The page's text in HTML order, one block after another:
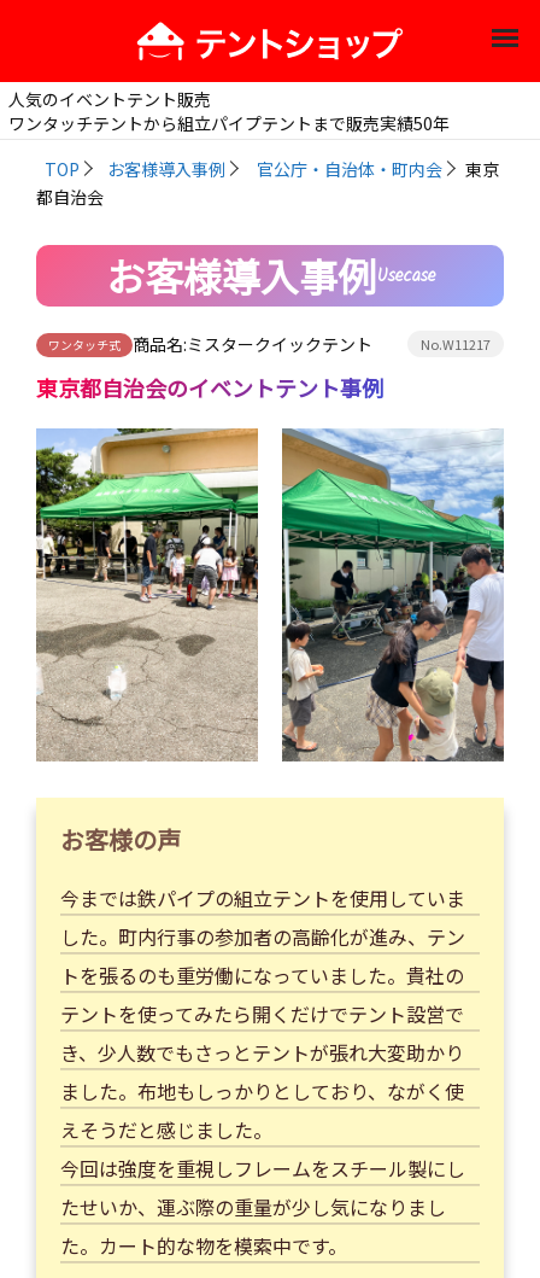
人気のイベントテント販売
ワンタッチテントから組立パイプテントまで販売実績50年
TOP
お客様導入事例 官公庁・自治体・町内会
東京
都自治会
お客様導入事例Usecase
ワンタッチ式 商品名:ミスタークイックテント No.W11217
東京都自治会のイベントテント事例
お客様の声
今までは鉄パイプの組立テントを使用していま
した。町内行事の参加者の高齢化が進み、テン
トを張るのも重労働になっていました。貴社の
テントを使ってみたら開くだけでテント設営で
き、少人数でもさっとテントが張れ大変助かり
ました。布地もしっかりとしており、ながく使
えそうだと感じました。
今回は強度を重視しフレームをスチール製にし
たせいか、運ぶ際の重量が少し気になりまし
た。カート的な物を模索中です。